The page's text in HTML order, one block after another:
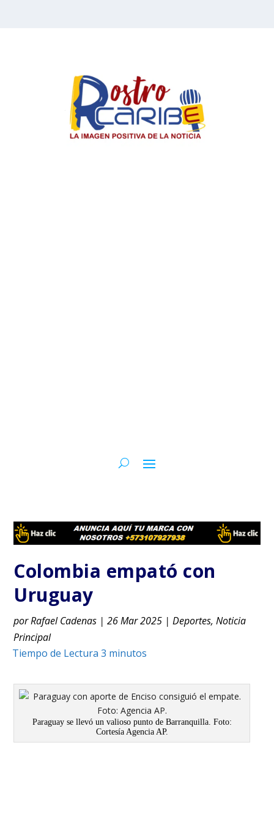
Colombia empató con
Uruguay
porRafael Cadenas |26 Mar 2025 |Deportes,Noticia
Principal
Paraguay se llevó un valioso punto de Barranquilla. Foto:
Cortesía Agencia AP.